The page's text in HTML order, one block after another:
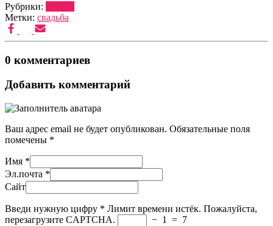
Рубрики:
Метки: свадьба
0 комментариев
Добавить комментарий
Ваш адрес email не будет опубликован. Обязательные поля
помечены *
Имя *
Эл.почта *
Сайт
Введи нужную цифру * Лимит времени истёк. Пожалуйста,
перезагрузите CAPTCHA.
− 1 = 7